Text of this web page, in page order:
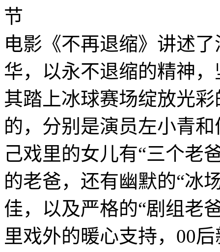
节
电影《不再退缩》讲述
华，以永不退缩的精神
其踏上冰球赛场绽放光
的，分别是演员左小青
己戏里的女儿有“三个老
的老爸，还有幽默的“冰
佳，以及严格的“剧组老
里戏外的暖心支持，00